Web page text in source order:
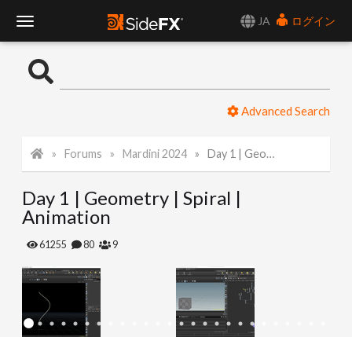
JA
ログイン
o
l
e
N
a
Advanced Search
Forums Mardini 2024 Day 1 | Geometry | Spiral | Animation
Day 1 | Geometry | Spiral |
Animation
61255 80 9